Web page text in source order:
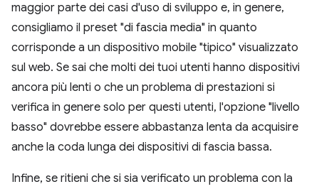
maggior parte dei casi d'uso di sviluppo e, in genere,
consigliamo il preset "di fascia media" in quanto
corrisponde a un dispositivo mobile "tipico" visualizzato
sul web. Se sai che molti dei tuoi utenti hanno dispositivi
ancora più lenti o che un problema di prestazioni si
verifica in genere solo per questi utenti, l'opzione "livello
basso" dovrebbe essere abbastanza lenta da acquisire
anche la coda lunga dei dispositivi di fascia bassa.
Infine, se ritieni che si sia verificato un problema con la